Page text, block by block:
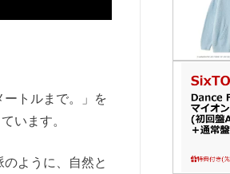
ートルまで。」を
います。
ように、自然と